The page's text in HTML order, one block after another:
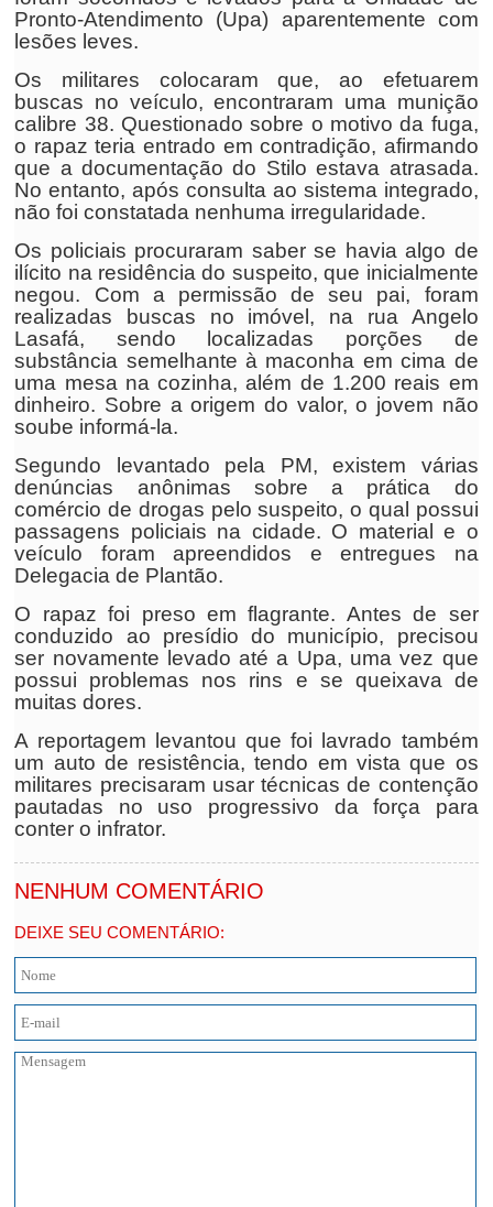
Pronto-Atendimento (Upa) aparentemente com
lesões leves.
Os militares colocaram que, ao efetuarem
buscas no veículo, encontraram uma munição
calibre 38. Questionado sobre o motivo da fuga,
o rapaz teria entrado em contradição, afirmando
que a documentação do Stilo estava atrasada.
No entanto, após consulta ao sistema integrado,
não foi constatada nenhuma irregularidade.
Os policiais procuraram saber se havia algo de
ilícito na residência do suspeito, que inicialmente
negou. Com a permissão de seu pai, foram
realizadas buscas no imóvel, na rua Angelo
Lasafá, sendo localizadas porções de
substância semelhante à maconha em cima de
uma mesa na cozinha, além de 1.200 reais em
dinheiro. Sobre a origem do valor, o jovem não
soube informá-la.
Segundo levantado pela PM, existem várias
denúncias anônimas sobre a prática do
comércio de drogas pelo suspeito, o qual possui
passagens policiais na cidade. O material e o
veículo foram apreendidos e entregues na
Delegacia de Plantão.
O rapaz foi preso em flagrante. Antes de ser
conduzido ao presídio do município, precisou
ser novamente levado até a Upa, uma vez que
possui problemas nos rins e se queixava de
muitas dores.
A reportagem levantou que foi lavrado também
um auto de resistência, tendo em vista que os
militares precisaram usar técnicas de contenção
pautadas no uso progressivo da força para
conter o infrator.
NENHUM COMENTÁRIO
DEIXE SEU COMENTÁRIO: